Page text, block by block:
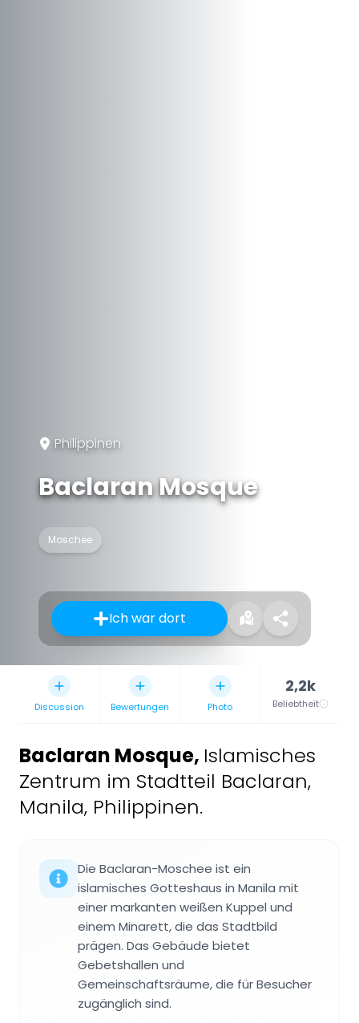
Philippinen
Baclaran Mosque
Moschee
Ich war dort
Discussion Bewertungen Photo
2,2k
Beliebtheit
Baclaran Mosque, Islamisches
Zentrum im Stadtteil Baclaran,
Manila, Philippinen.
Die Baclaran-Moschee ist ein
islamisches Gotteshaus in Manila mit
einer markanten weißen Kuppel und
einem Minarett, die das Stadtbild
prägen. Das Gebäude bietet
Gebetshallen und
Gemeinschaftsräume, die für Besucher
zugänglich sind.